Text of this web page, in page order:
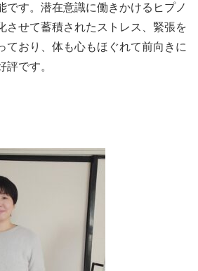
です。潜在意識に働きかけるヒプノ
させて蓄積されたストレス、緊張を
ており、体も心もほぐれて前向きに
評です。